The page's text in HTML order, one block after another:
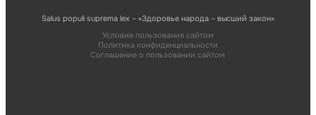
Salus populi suprema lex – «Здоровье народа – высший закон»
Условия пользования сайтом
Политика конфиденциальности
Соглашение о пользовании сайтом